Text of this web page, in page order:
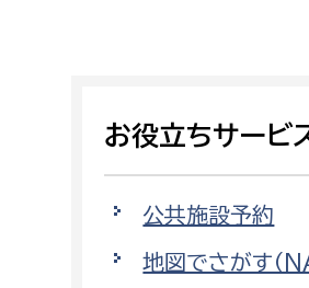
働きたい環境部
ゼロカーボン推進
お役立ちサービ
公共施設予約
地図でさがす（